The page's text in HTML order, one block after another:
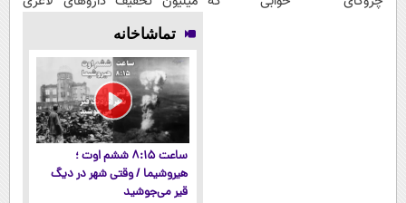
| ارسال از
داروخانه های
معتبر
یخ!
تماشاخانه
ساعت ۸:۱۵ ششم اوت ؛
هیروشیما / وقتی شهر در دیگ
قیر می‌جوشید